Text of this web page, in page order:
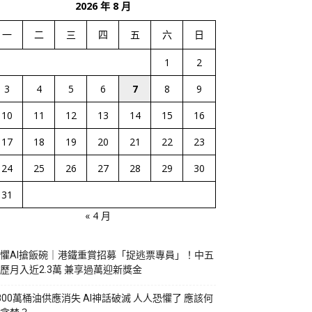
2026 年 8 月
一 二 三 四 五 六 日
1
2
3
4 5 6 7 8
9
10
11 12 13 14 15
16
17
18 19 20 21 22
23
24
25 26 27 28 29
30
31
« 4 月
AI搶飯碗｜港鐵重賞招募「捉逃票專員」！中五
月入近2.3萬 兼享過萬迎新獎金
萬桶油供應消失 AI神話破滅 人人恐懼了 應該何